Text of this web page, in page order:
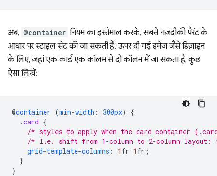
अब, @container नियम का इस्तेमाल करके, सबसे नज़दीकी पैरंट के
आधार पर स्टाइल सेट की जा सकती हैं. ऊपर दी गई इमेज जैसे डिज़ाइन
के लिए, जहां एक कार्ड एक कॉलम से दो कॉलम में जा सकता है, कुछ
ऐसा लिखें:
@container (min-width : 300px)
{
.card {
/* styles to apply when the card container
/* I.e. shift from 1-column to 2-column layout:
grid-template-columns : 1 fr 1 fr ;
}
}